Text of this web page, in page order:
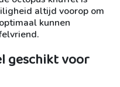
altijd voorop om
kunnen
geschikt voor